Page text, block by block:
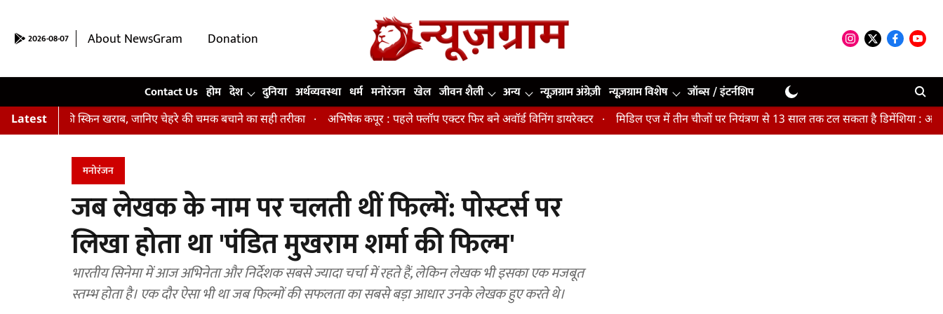
2026-08-07 About NewsGram
Donation
Contact Us होम देश दुनिया अर्थव्यवस्था धर्म मनोरंजन खेल जीवन शैली अन्य न्यूज़ग्राम अंग्रेज़ी न्यूज़ग्राम विशेष जॉब्स / इंटर्नशिप
Latest
स्किन खराब, जानिए चेहरे की चमक बचाने का सही तरीका अभिषेक कपूर : पहले फ्लॉप एक्टर फिर बने अवॉर्ड विनिंग डायरेक्टर मिडिल एज में तीन चीजों पर नियंत्रण से 13 साल तक टल सकता है डिमेंशिया : अध्ययन
मनोरंजन
जब लेखक के नाम पर चलती थीं फिल्में: पोस्टर्स पर
लिखा होता था 'पंडित मुखराम शर्मा की फिल्म'
भारतीय सिनेमा में आज अभिनेता और निर्देशक सबसे ज्यादा चर्चा में रहते हैं, लेकिन लेखक भी इसका एक मजबूत
स्तम्भ होता है। एक दौर ऐसा भी था जब फिल्मों की सफलता का सबसे बड़ा आधार उनके लेखक हुए करते थे।